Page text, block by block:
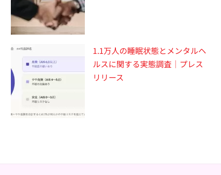
1.1万人の睡眠状態とメンタルヘ
ルスに関する実態調査｜プレス
リリース